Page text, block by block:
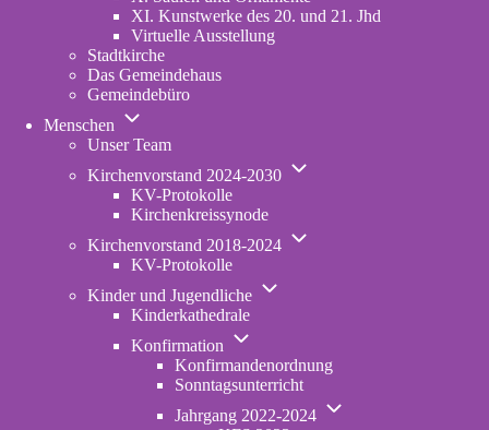
XI. Kunstwerke des 20. und 21. Jhd
Virtuelle Ausstellung
Stadtkirche
Das Gemeindehaus
Gemeindebüro
Menschen
Unternavigation
Menschen
Unser Team
Kirchenvorstand 2024-2030
Unternavigation
2030
KV-Protokolle
Kirchenkreissynode
Kirchenvorstand 2018-2024
Unternavigation
KV-Protokolle
Kinder und Jugendliche
Unternavigation
Jugendliche
Kinderkathedrale
Konfirmation
Unternavigation
Konfirmation
Konfirmandenordnung
Sonntagsunterricht
Jahrgang 2022-2024
Unternavigation